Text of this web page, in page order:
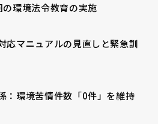
環境法令教育の実施
応マニュアルの見直しと緊急訓
：環境苦情件数「0件」を維持